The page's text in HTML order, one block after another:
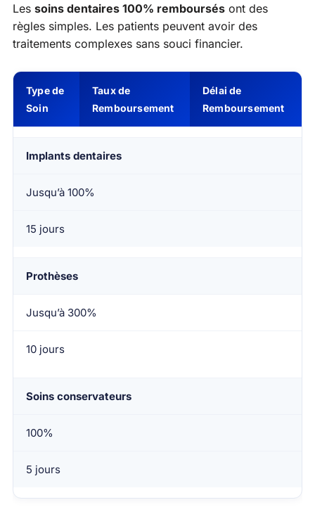
Les soins dentaires 100% remboursés ont des
règles simples. Les patients peuvent avoir des
traitements complexes sans souci financier.
Type de
Soin
Taux de
Remboursement
Délai de
Remboursement
Implants dentaires
Jusqu’à 100%
15 jours
Prothèses
Jusqu’à 300%
10 jours
Soins conservateurs
100%
5 jours